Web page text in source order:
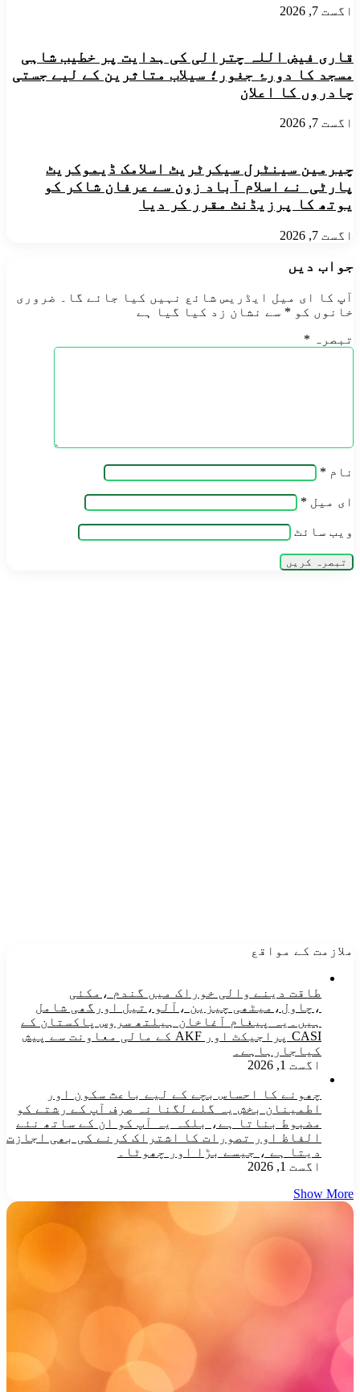
اگست 7, 2026
قاری فیض اللہ چترالی کی ہدایت پر خطیب شاہی
مسجد کا دورۂ جغور؛ سیلاب متاثرین کے لیے جستی
چادروں کا اعلان
اگست 7, 2026
چیرمین سینٹرل سیکرٹریٹ اسلامک ڈیموکریٹ
پارٹی نے اسلام آباد زون سے عرفان شاکر کو
یوتھ کا پرزیڈنٹ مقرر کر دیا
اگست 7, 2026
جواب دیں
آپ کا ای میل ایڈریس شائع نہیں کیا جائے گا۔
ضروری
خانوں کو * سے نشان زد کیا گیا ہے
تبصرہ *
نام *
ای میل *
ویب‌ سائٹ
ملازمت کے مواقع
طاقت دینے والی خوراک میں گندم ،مکئی
،چاول،میٹھی چیزین ،آلو،تیل اورگھی شامل
ہیں۔یہ پیغام آغاخان ہیلتھ سروس پاکستان کے
CASI پراجیکٹ اور AKF کے مالی معاونت سے پیش
کیاجارہاہے۔
اگست 1, 2026
چھونے کا احساس بچے کے لیے باعث سکون اور
اطمینان بخش یہ گلے لگنا نہ صرف آپ کے رشتے کو
مضبوط بناتا ہے، بلکہ یہ آپ کو ان کے ساتھ نئے
الفاظ اور تصورات کا اشتراک کرنے کی بھی اجازت
دیتا ہے ، جیسے بڑا اور چھوٹا۔
اگست 1, 2026
Show More